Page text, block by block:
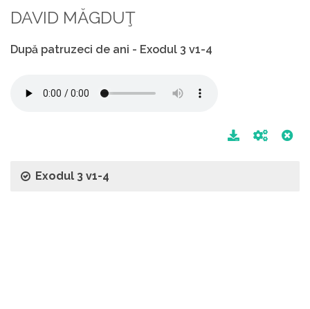
DAVID MĂGDUŢ
După patruzeci de ani - Exodul 3 v1-4
Exodul 3 v1-4